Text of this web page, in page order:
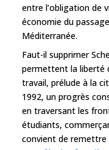
entre l’obligation de
économie du
Méditerranée.
Faut-il supprimer
permettent la liberté
travail, prélude à la
1992, un progrès
en traversant les
étudiants,
convient de remettre